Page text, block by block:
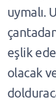
uymalı.
eşlik
olacak